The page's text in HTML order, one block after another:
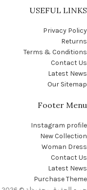
USEFUL LINKS
Privacy Policy
Returns
Terms & Conditions
Contact Us
Latest News
Our Sitemap
Footer Menu
Instagram profile
New Collection
Woman Dress
Contact Us
Latest News
Purchase Theme